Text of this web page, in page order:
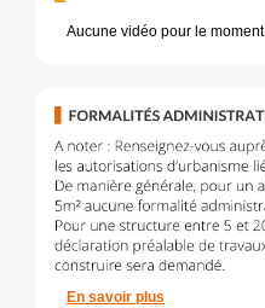
Aucune vidéo pour le moment
En savoir plus